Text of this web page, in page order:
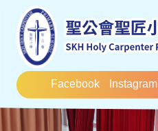
Facebook Instagram